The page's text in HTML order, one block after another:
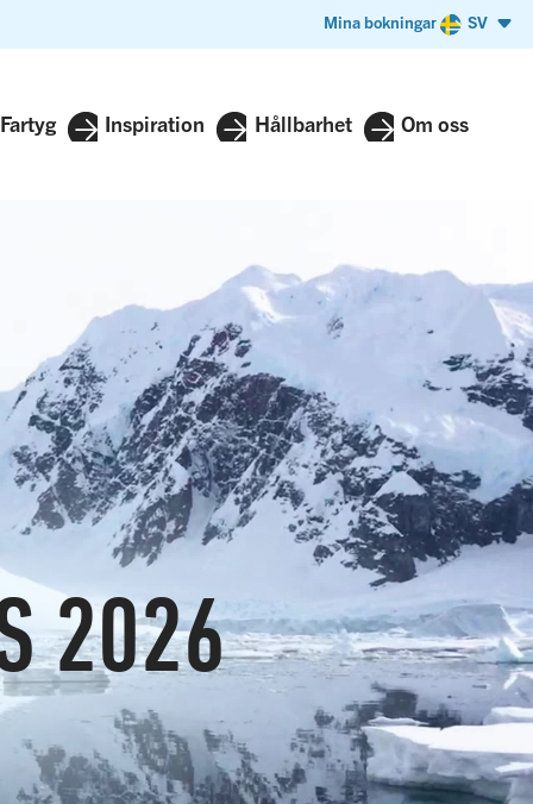
Mina bokningar SV
Fartyg Inspiration Hållbarhet Om oss
2026